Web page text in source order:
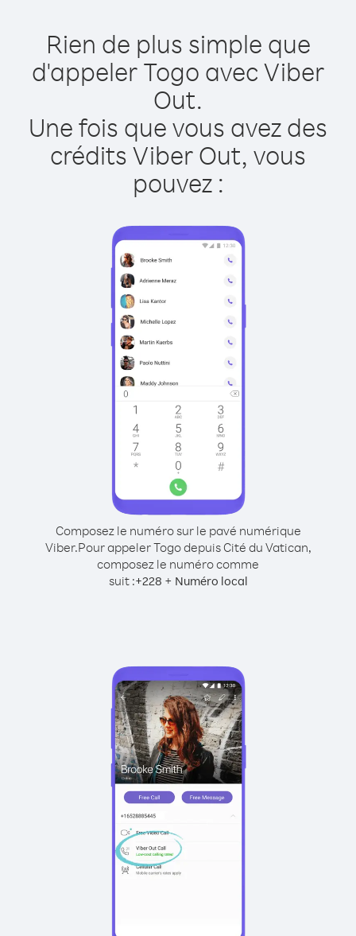
Rien de plus simple que
d'appeler Togo avec Viber
Out.
Une fois que vous avez des
crédits Viber Out, vous
pouvez :
Composez le numéro sur le pavé numérique
Viber.Pour appeler Togo depuis Cité du Vatican,
composez le numéro comme
suit :+228 + Numéro local